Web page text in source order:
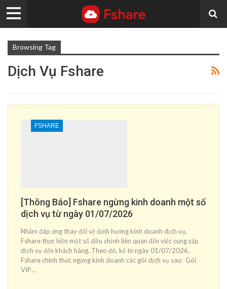
Browsing Tag
Dịch Vụ Fshare
FSHARE
[Thông Báo] Fshare ngừng kinh doanh một số
dịch vụ từ ngày 01/07/2026
Nhằm đáp ứng thay đổi về định hướng kinh doanh dịch vụ,
Fshare thực hiện một số điều chỉnh liên quan đến việc cung cấp
dịch vụ đến khách hàng. Theo đó, kể từ ngày 01/07/2026,
Fshare chính thức ngừng kinh doanh các gói dịch vụ sau: Gói
VIP…